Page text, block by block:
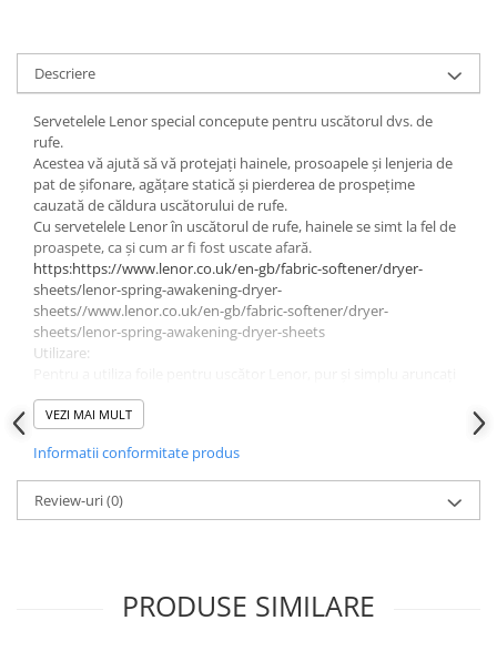
Descriere
Servetelele Lenor special concepute pentru uscătorul dvs. de
rufe.
Acestea vă ajută să vă protejați hainele, prosoapele și lenjeria de
pat de șifonare, agățare statică și pierderea de prospețime
cauzată de căldura uscătorului de rufe.
Cu servetelele Lenor în uscătorul de rufe, hainele se simt la fel de
proaspete, ca și cum ar fi fost uscate afară.
https:https://www.lenor.co.uk/en-gb/fabric-softener/dryer-
sheets/lenor-spring-awakening-dryer-
sheets//www.lenor.co.uk/en-gb/fabric-softener/dryer-
sheets/lenor-spring-awakening-dryer-sheets
Utilizare:
un servetel in uscătorul de rufe deasupra hainelor. (Pentru
încărcături mari sau pentru un plus de moliciune și parfum,
Producător: Procter & Gamble
VEZI MAI MULT
Informatii conformitate produs
Review-uri(0)
PRODUSE SIMILARE